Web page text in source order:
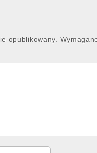
opublikowany.